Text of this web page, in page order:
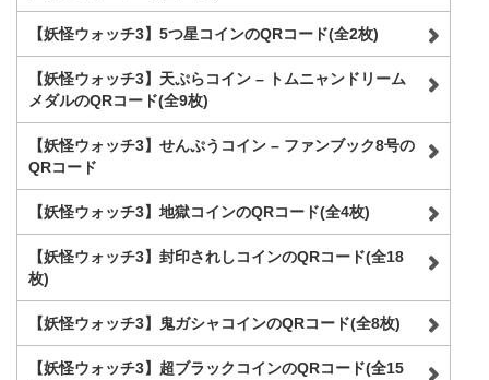
【妖怪ウォッチ3】5つ星コインのQRコード(全2枚)
【妖怪ウォッチ3】天ぷらコイン – トムニャンドリーム
メダルのQRコード(全9枚)
【妖怪ウォッチ3】せんぷうコイン – ファンブック8号の
QRコード
【妖怪ウォッチ3】地獄コインのQRコード(全4枚)
【妖怪ウォッチ3】封印されしコインのQRコード(全18
枚)
【妖怪ウォッチ3】鬼ガシャコインのQRコード(全8枚)
【妖怪ウォッチ3】超ブラックコインのQRコード(全15